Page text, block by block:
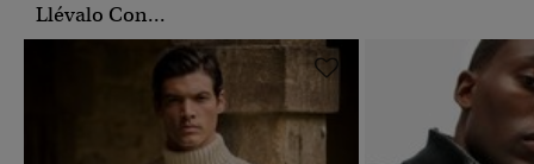
Llévalo Con...